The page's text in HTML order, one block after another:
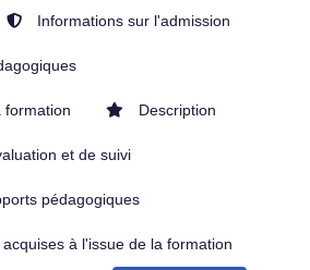
Informations sur l'admission
formation Description
et de suivi
pédagogiques
à l'issue de la formation